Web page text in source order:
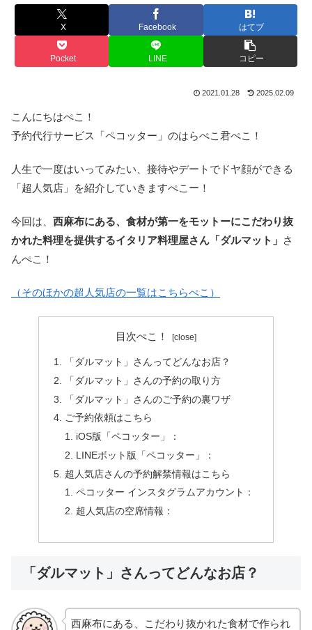
X Facebook はてブ
Pocket LINE コピー
2021.01.28 2025.02.09
こんにちはぺこ！
予約代行サービス「ペコッター」のはらぺこ君ぺこ！
人生で一度はいってみたい、接待やデートでドヤ顔ができる
「超人気店」を紹介していきますぺこー！
今回は、 西麻布にある、食材が第一をモットーにこだわり抜
かれた料理を提供するイタリア料理屋さん「ダルマット」 さ
んぺこ！
（そのほかの超人気店の一覧はこちらぺこ）
目次ぺこ！
「ダルマット」さんってどんなお店？
「ダルマット」さんの予約の取り方
「ダルマット」さんのご予約の裏ワザ
ご予約依頼はこちら
iOS版「ペコッター」：
LINEボット版「ペコッター」：
超人気店さんの予約解禁情報はこちら
ペコッター インスタグラムアカウント：
超人気店の空席情報：
「ダルマット」さんってどんなお店？
西麻布にある、こだわり抜かれた食材で作られ